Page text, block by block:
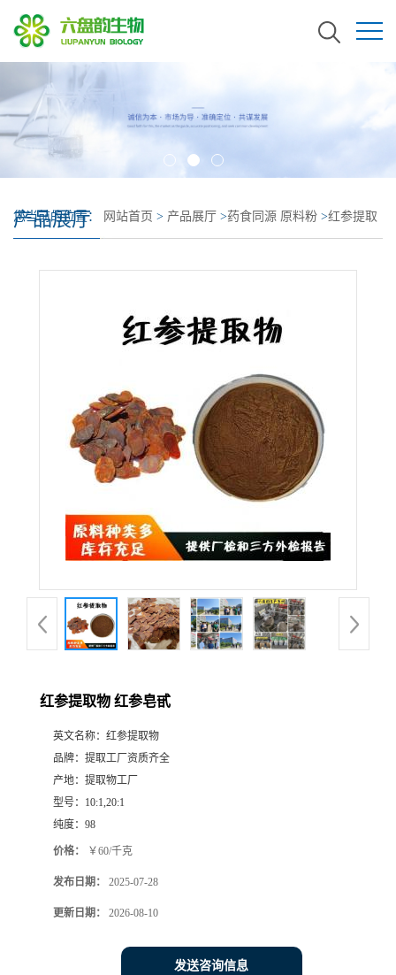
产品展厅
您当前的位置： 网站首页 > 产品展厅 >药食同源 原料粉 >红参提取
红参提取物 红参皂甙
英文名称： 红参提取物
品牌： 提取工厂资质齐全
产地： 提取物工厂
型号： 10:1,20:1
纯度： 98
价格： ￥60/千克
发布日期： 2025-07-28
更新日期： 2026-08-10
发送咨询信息